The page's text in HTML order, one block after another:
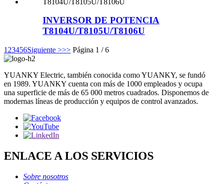
INVERSOR DE POTENCIA
T8104U/T8105U/T8106U
1 23456Siguiente >>> Página 1 / 6
YUANKY Electric, también conocida como YUANKY, se fundó
en 1989. YUANKY cuenta con más de 1000 empleados y ocupa
una superficie de más de 65 000 metros cuadrados. Disponemos de
modernas líneas de producción y equipos de control avanzados.
ENLACE A LOS SERVICIOS
Sobre nosotros